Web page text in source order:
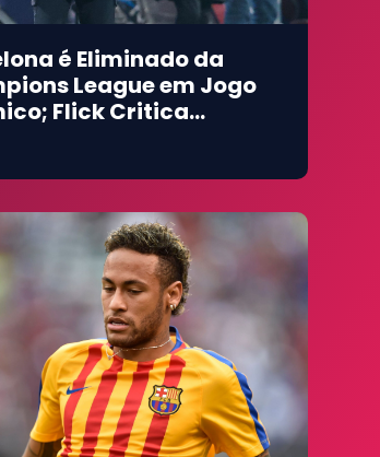
é Eliminado da
League em Jogo
Flick Critica